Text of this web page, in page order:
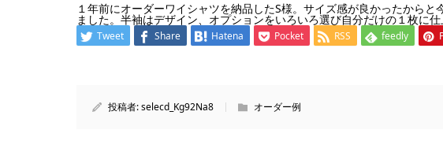
１年前にオーダーワイシャツを納品したS様。サイズ感が良かったから
ました。半袖はデザイン、オプションをいろいろ選び自分だけの１枚に仕
Tweet Share Hatena Pocket RSS feedly
投稿者:selecd_Kg92Na8 オーダー例